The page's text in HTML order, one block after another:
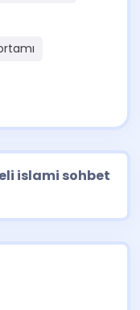
islami sohbet